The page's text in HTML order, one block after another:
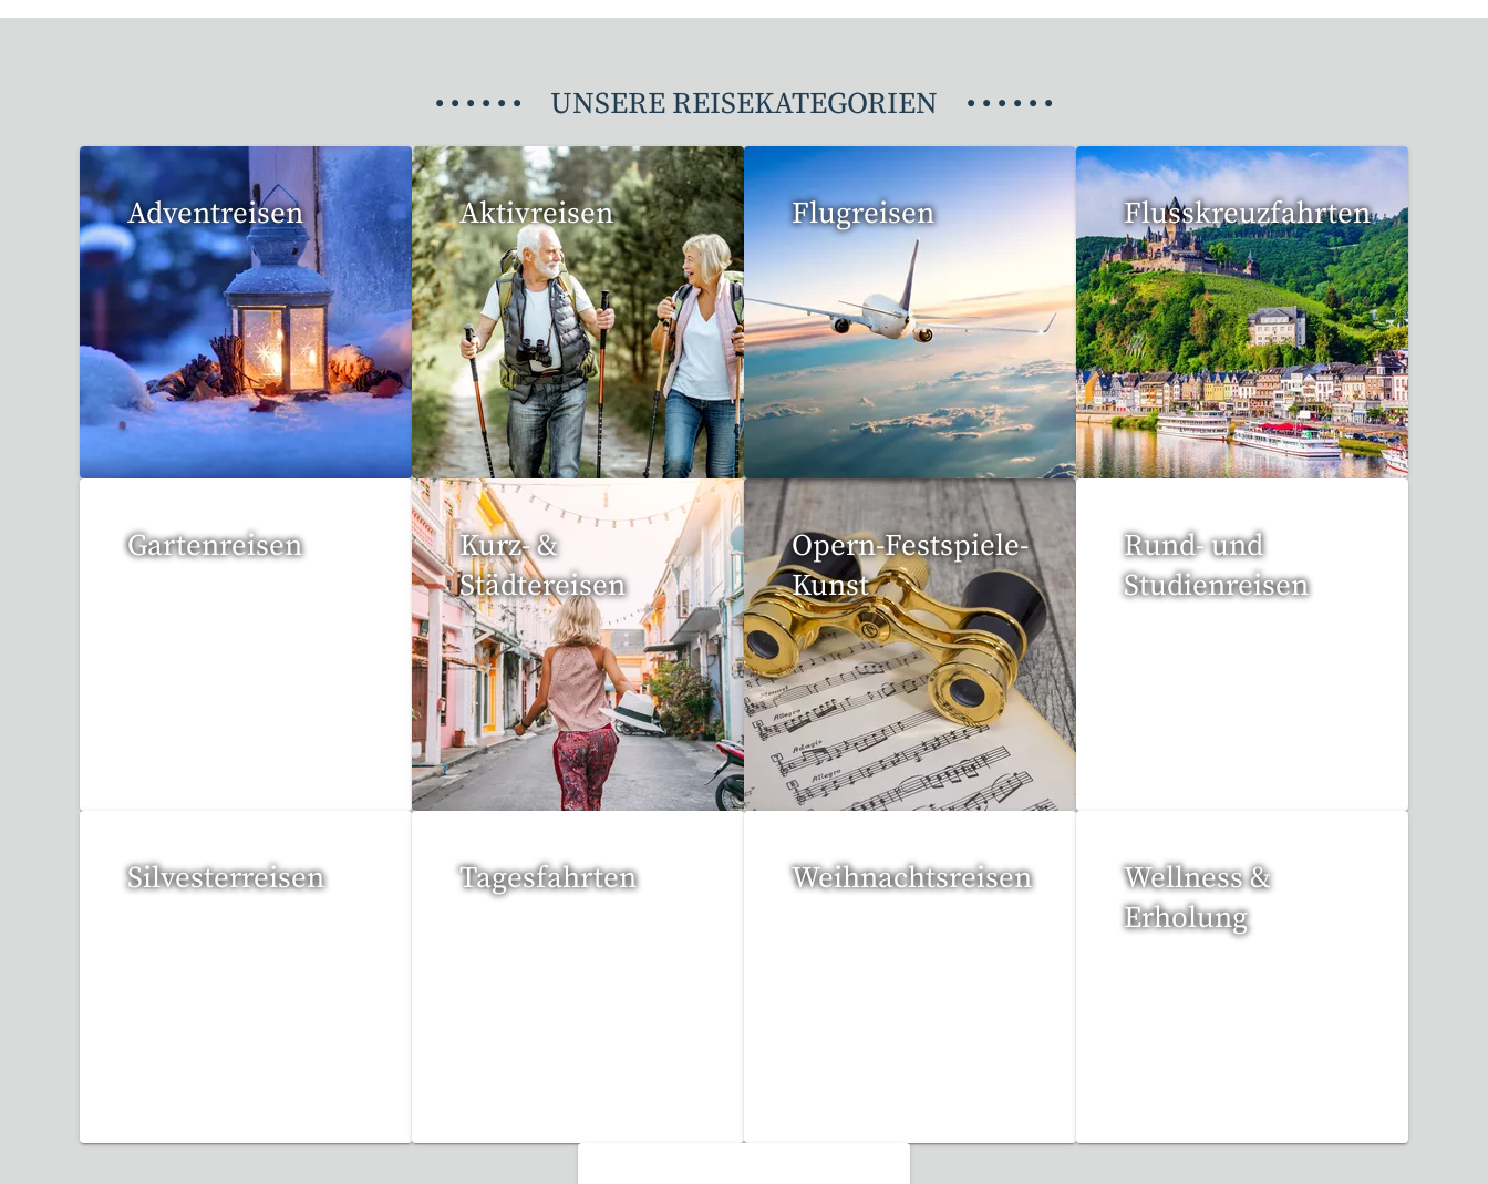
• • • • • • UNSERE REISEKATEGORIEN • • • • • •
Adventreisen
20 Reisen gefunden
Aktivreisen
1 Reise gefunden
Flugreisen
15 Reisen gefunden
Flusskreuzfahrten
6 Reisen gefunden
Gartenreisen
Kurz- &
Städtereisen
95 Reisen gefunden
Opern-Festspiele-
Kunst
53 Reisen gefunden
Rund- und
Studienreisen
Silvesterreisen Tagesfahrten Weihnachtsreisen
Wellness &
Erholung